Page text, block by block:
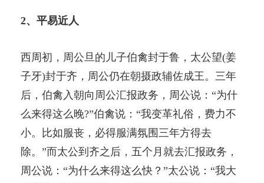
2、平易近人
西周初，周公旦的儿子伯禽封于鲁，太公望(姜
子牙)封于齐，周公仍在朝摄政辅佐成王。三年
后，伯禽入朝向周公汇报政务，周公说：“为什
么来得这么晚?”伯禽说：“我变革礼俗，费力不
小。比如服丧，必得服满氛围三年方得去
除。”而太公到齐之后，五个月就去汇报政务，
周公说：“为什么来得这么快？”太公说：“我大